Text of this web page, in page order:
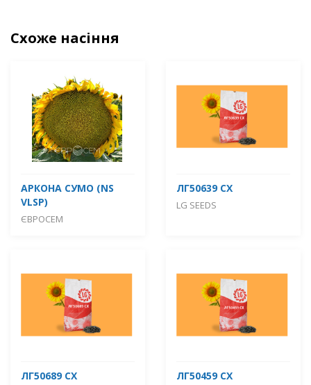
Схоже насіння
АРКОНА СУМО (NS
VLSP)
ЄВРОСЕМ
ЛГ50639 СХ
LG SEEDS
ЛГ50689 СХ ЛГ50459 СХ